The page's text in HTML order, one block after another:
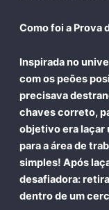
Como foi a Prova
Inspirada no
com os peões
precisava
chaves correto,
objetivo era laçar
para a área de
simples! Após
desafiadora:
dentro de um